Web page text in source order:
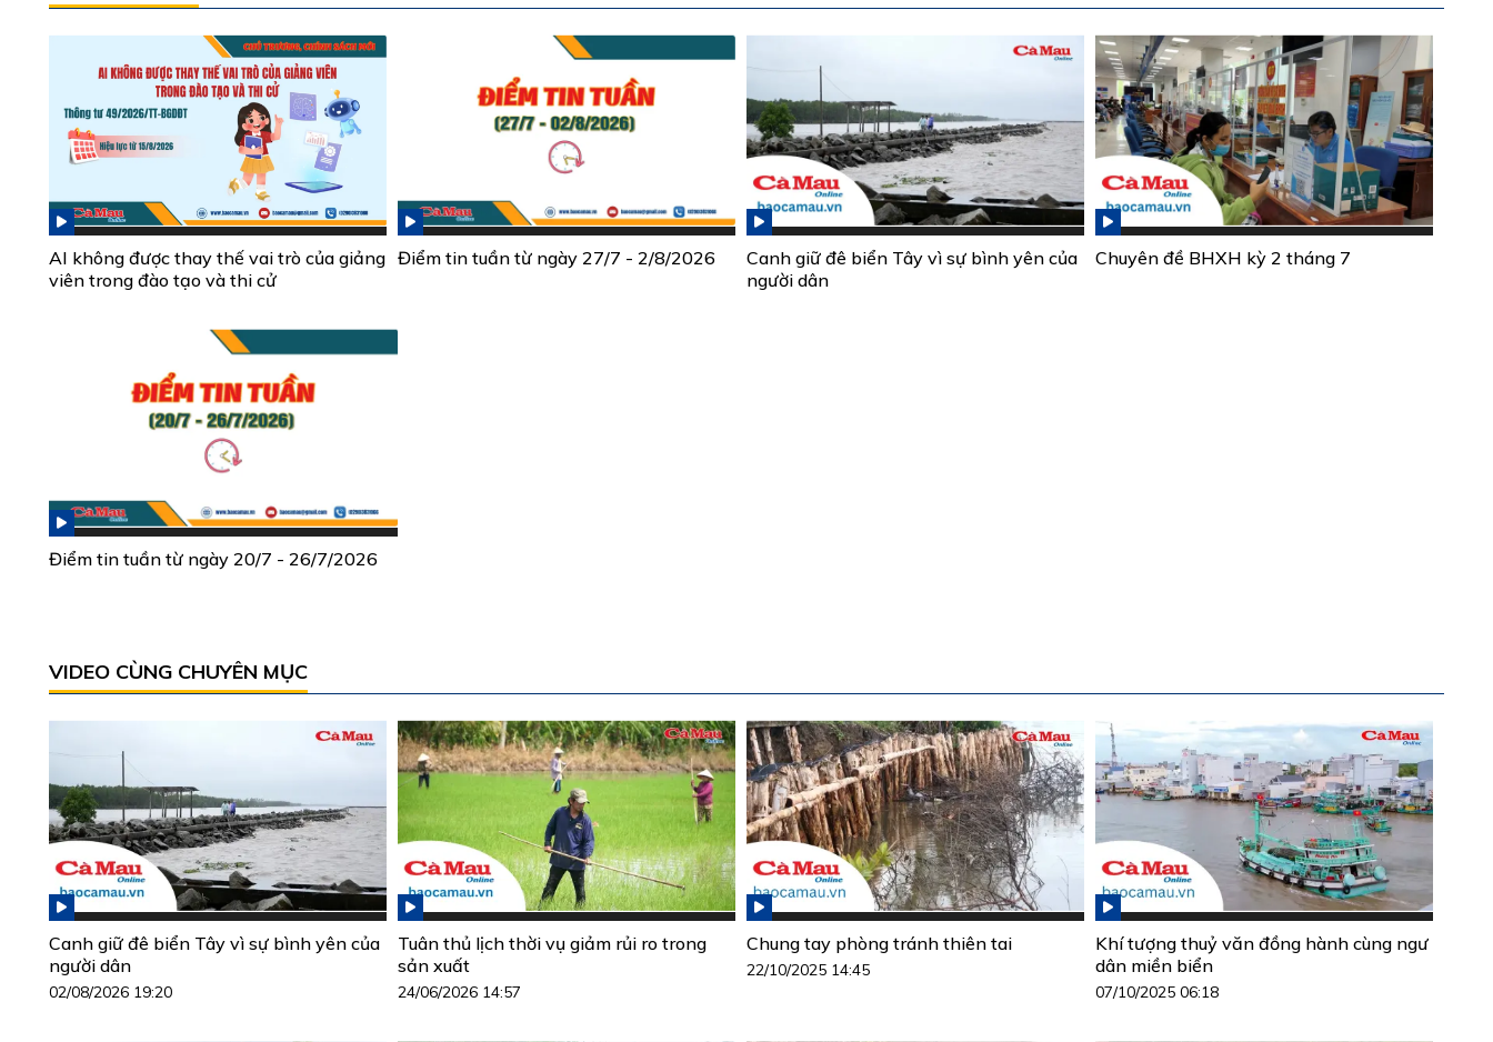
AI không được thay thế vai trò của giảng
viên trong đào tạo và thi cử
Điểm tin tuần từ ngày 27/7 - 2/8/2026
Canh giữ đê biển Tây vì sự bình yên của
người dân
Chuyên đề BHXH kỳ 2 tháng 7
Điểm tin tuần từ ngày 20/7 - 26/7/2026
VIDEO CÙNG CHUYÊN MỤC
Canh giữ đê biển Tây vì sự bình yên của
người dân
02/08/2026 19:20
Tuân thủ lịch thời vụ giảm rủi ro trong
sản xuất
24/06/2026 14:57
Chung tay phòng tránh thiên tai
22/10/2025 14:45
Khí tượng thuỷ văn đồng hành cùng ngư
dân miền biển
07/10/2025 06:18